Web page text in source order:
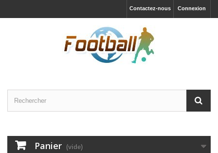
Connexion
Contactez-nous
Panier (vide)